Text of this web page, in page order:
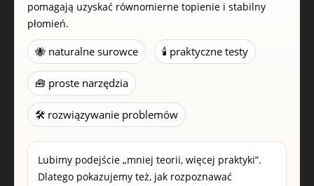
pomagają uzyskać równomierne topienie i stabilny
płomień.
🐝 naturalne surowce 🕯️ praktyczne testy
🧰 proste narzędzia
🛠️ rozwiązywanie problemów
Lubimy podejście „mniej teorii, więcej praktyki”.
Dlatego pokazujemy też, jak rozpoznawać